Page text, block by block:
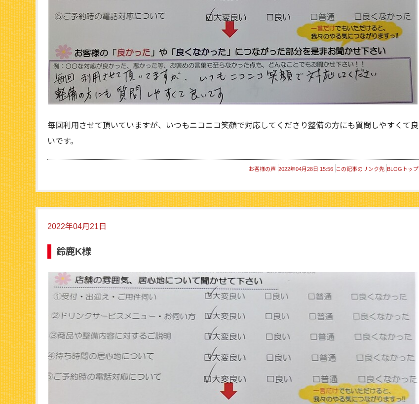
毎回利用させて頂いていますが、いつもニコニコ笑顔で対応してくださり整備の方にも質問しやすくて良
いです。
お客様の声 2022年04月28日 15:56 この記事のリンク先 BLOGトップ
2022年04月21日
鈴鹿K様